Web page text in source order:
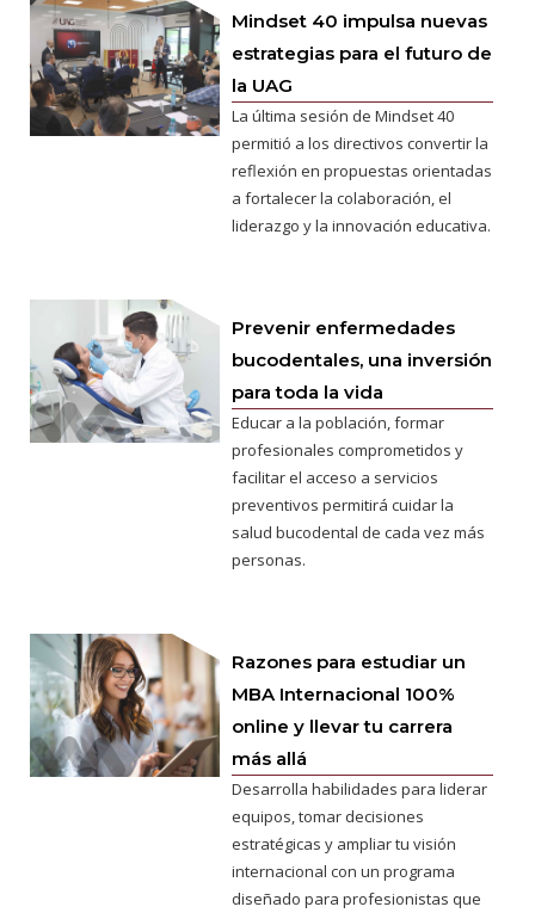
Mindset 40 impulsa nuevas
estrategias para el futuro de
la UAG
La última sesión de Mindset 40
permitió a los directivos convertir la
reflexión en propuestas orientadas
a fortalecer la colaboración, el
liderazgo y la innovación educativa.
Prevenir enfermedades
bucodentales, una inversión
para toda la vida
Educar a la población, formar
profesionales comprometidos y
facilitar el acceso a servicios
preventivos permitirá cuidar la
salud bucodental de cada vez más
personas.
Razones para estudiar un
MBA Internacional 100%
online y llevar tu carrera
más allá
Desarrolla habilidades para liderar
equipos, tomar decisiones
estratégicas y ampliar tu visión
internacional con un programa
diseñado para profesionistas que